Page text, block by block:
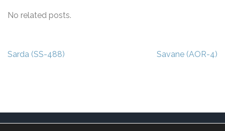
No related posts.
Navigation
Sarda (SS-488) Savane (AOR-4)